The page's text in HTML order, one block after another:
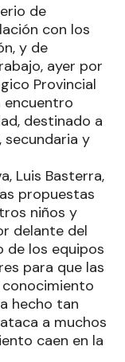
de
con los
y de
ayer por
Provincial
encuentro
destinado a
y
Luis Basterra,
propuestas
niños y
delante del
de los equipos
para que las
hecho tan
a muchos
caen en la